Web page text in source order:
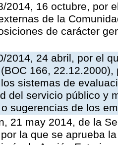
2014, 16 octubre, por
de la
de carácter
2014, 24 abril, por el
166,
sistemas de
del servicio público y
sugerencias de los
21 may 2014, de la
la que se aprueba